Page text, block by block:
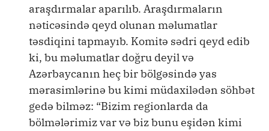
araşdırmalar aparılıb. Araşdırmaların
nəticəsində qeyd olunan məlumatlar
təsdiqini tapmayıb. Komitə sədri qeyd edib
ki, bu məlumatlar doğru deyil və
Azərbaycanın heç bir bölgəsində yas
mərasimlərinə bu kimi müdaxilədən söhbət
gedə bilməz: “Bizim regionlarda da
bölmələrimiz var və biz bunu eşidən kimi